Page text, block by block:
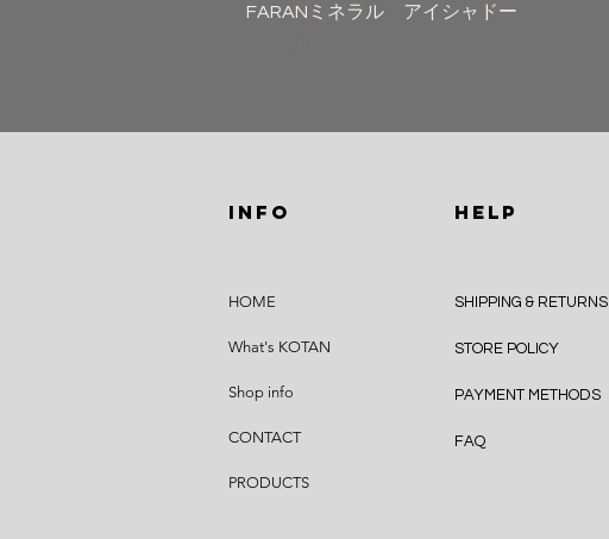
FARANミネラル アイシャドー
INFO
HOME
What's KOTAN
Shop info
CONTACT
PRODUCTS
HELP
SHIPPING & RETURNS
STORE POLICY
PAYMENT METHODS
FAQ